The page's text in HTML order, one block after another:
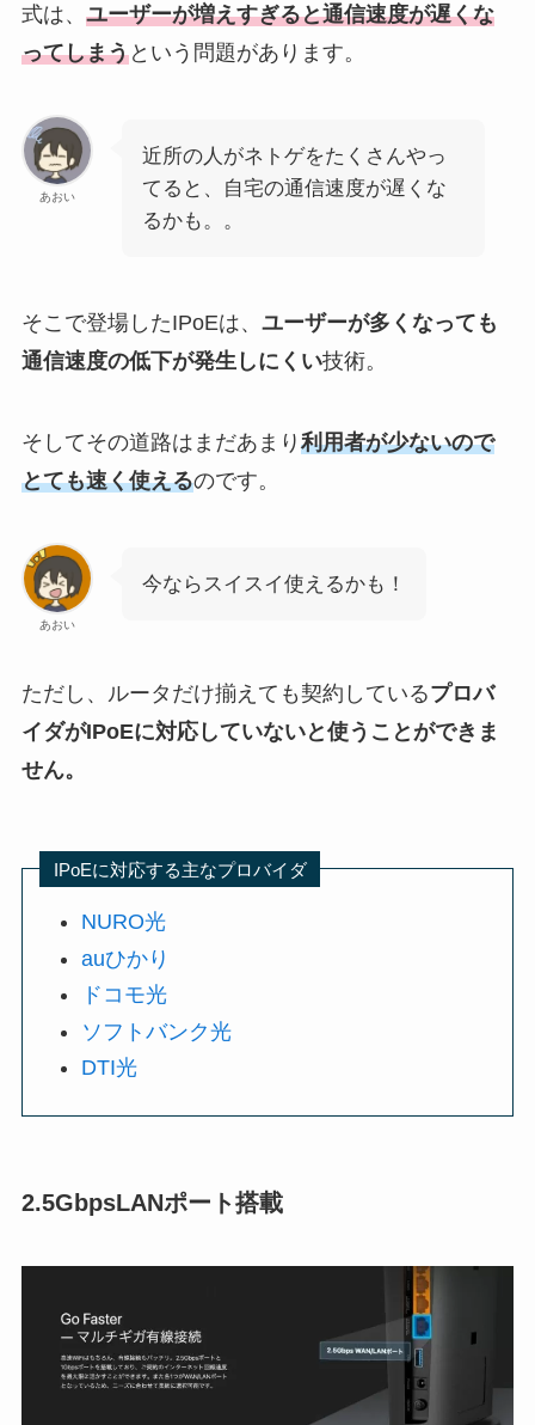
式は、 ユーザーが増えすぎると通信速度が遅くな
ってしまうという問題があります。
あおい
近所の人がネトゲをたくさんやっ
てると、自宅の通信速度が遅くな
るかも。。
そこで登場したIPoEは、 ユーザーが多くなっても
通信速度の低下が発生しにくい技術。
そしてその道路はまだあまり 利用者が少ないので
とても速く使えるのです。
あおい
今ならスイスイ使えるかも！
ただし、ルータだけ揃えても契約しているプロバ
イダがIPoEに対応していないと使うことができま
せん。
IPoEに対応する主なプロバイダ
NURO光
auひかり
ドコモ光
ソフトバンク光
DTI光
2.5GbpsLANポート搭載